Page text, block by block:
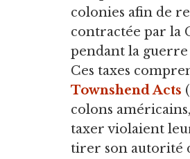
colonies afin de
contractée par la
pendant la guerre
Ces taxes
Townshend Acts
colons
taxer violaient
tirer son autorité